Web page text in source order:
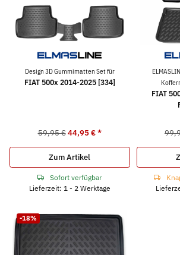
Design 3D Gummimatten Set für
FIAT 500x 2014-2025 [334]
59,95 € 44,95 €*
Zum Artikel
Sofort verfügbar
Lieferzeit: 1 - 2 Werktage
FIAT
-18%